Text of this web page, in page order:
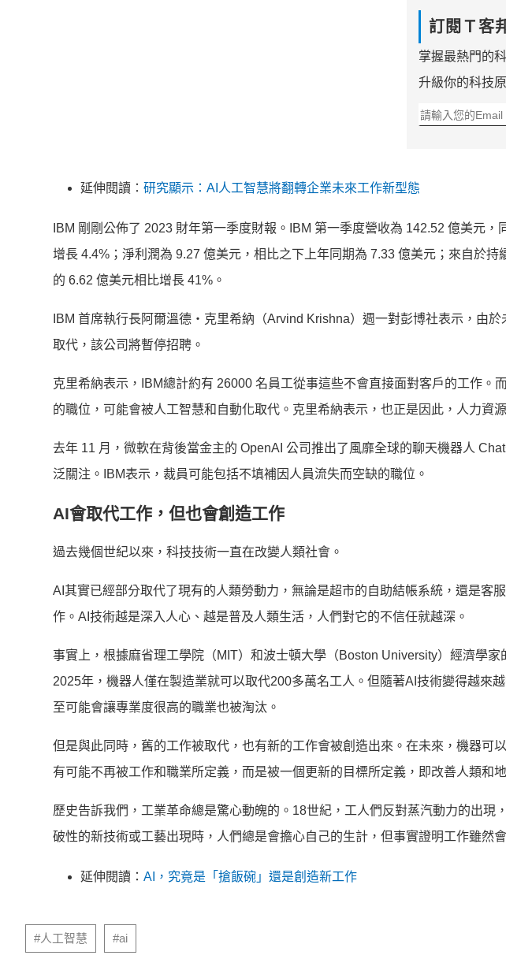
訂閱Ｔ客
掌握最熱門的
升級你的科技原
延伸閱讀： 研究顯示：AI人工智慧將翻轉企業未來工作新型態
IBM 剛剛公佈了 2023 財年第一季度財報。IBM 第一季度營收為 142.52 億美元
增長 4.4%；淨利潤為 9.27 億美元，相比之下上年同期為 7.33 億美元；來自於
的 6.62 億美元相比增長 41%。
IBM 首席執行長阿爾溫德・克里希納（Arvind Krishna）週一對彭博社表示，由
取代，該公司將暫停招聘。
克里希納表示，IBM總計約有 26000 名員工從事這些不會直接面對客戶的工作。
的職位，可能會被人工智慧和自動化取代。克里希納表示，也正是因此，人力資
去年 11 月，微軟在背後當金主的 OpenAI 公司推出了風靡全球的聊天機器人
泛關注。IBM表示，裁員可能包括不填補因人員流失而空缺的職位。
AI會取代工作，但也會創造工作
過去幾個世紀以來，科技技術一直在改變人類社會。
AI其實已經部分取代了現有的人類勞動力，無論是超市的自助結帳系統，還是客
作。AI技術越是深入人心、越是普及人類生活，人們對它的不信任就越深。
事實上，根據麻省理工學院（MIT）和波士頓大學（Boston University）經濟學
2025年，機器人僅在製造業就可以取代200多萬名工人。但隨著AI技術變得越來
至可能會讓專業度很高的職業也被淘汰。
但是與此同時，舊的工作被取代，也有新的工作會被創造出來。在未來，機器可
有可能不再被工作和職業所定義，而是被一個更新的目標所定義，即改善人類和地
歷史告訴我們，工業革命總是驚心動魄的。18世紀，工人們反對蒸汽動力的出現
破性的新技術或工藝出現時，人們總是會擔心自己的生計，但事實證明工作雖然
延伸閱讀： AI，究竟是「搶飯碗」還是創造新工作
#人工智慧 #ai